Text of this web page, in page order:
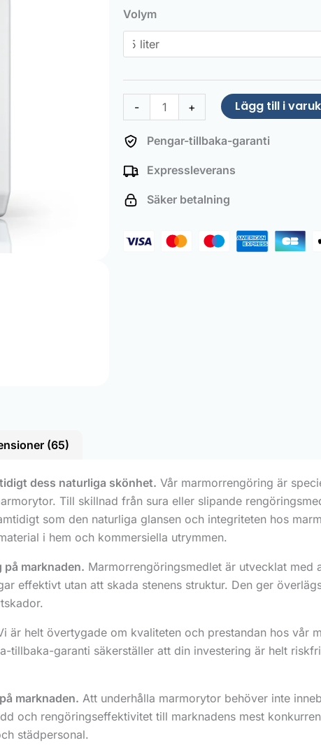
Volym
-
Cleaner
+ Lägg till i
Pengar-tillbaka-garanti
Expressleverans
Säker betalning
(65)
dess naturliga skönhet. Vår marmorrengöring är
Till skillnad från sura eller slipande
som den naturliga glansen och integriteten hos
i hem och kommersiella utrymmen.
marknaden. Marmorrengöringsmedlet är utvecklat med
effektivt utan att skada stenens struktur. Den ger
är helt övertygade om kvaliteten och prestandan hos vår
tillbaka-garanti säkerställer att din investering är helt
marknaden. Att underhålla marmorytor behöver inte
och rengöringseffektivitet till marknadens mest
städpersonal.